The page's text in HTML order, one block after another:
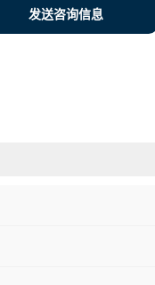
发送咨询信息